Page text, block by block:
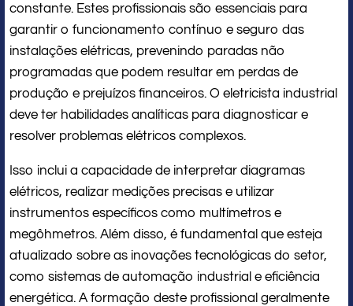
constante. Estes profissionais são essenciais para
garantir o funcionamento contínuo e seguro das
instalações elétricas, prevenindo paradas não
programadas que podem resultar em perdas de
produção e prejuízos financeiros. O eletricista industrial
deve ter habilidades analíticas para diagnosticar e
resolver problemas elétricos complexos.
Isso inclui a capacidade de interpretar diagramas
elétricos, realizar medições precisas e utilizar
instrumentos específicos como multímetros e
megôhmetros. Além disso, é fundamental que esteja
atualizado sobre as inovações tecnológicas do setor,
como sistemas de automação industrial e eficiência
energética. A formação deste profissional geralmente